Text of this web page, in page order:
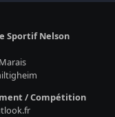
Sportif Nelson
/ Compétition